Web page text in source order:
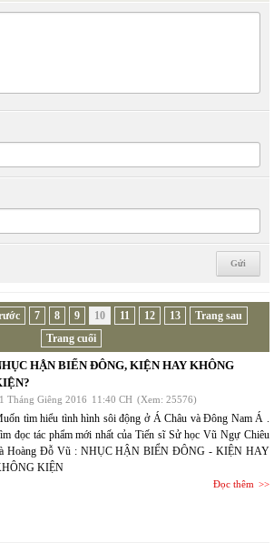
7 8 9 10 11 12 13
Trang sau
Trang cuối
HẬN BIỂN ĐÔNG, KIỆN HAY KHÔNG
Tháng Giêng 2016 11:40 CH (Xem: 25576)
tìm hiểu tình hình sôi động ở Á Châu và Đông Nam Á .
đọc tác phẩm mới nhất của Tiến sĩ Sử học Vũ Ngự Chiêu
Hoàng Đỗ Vũ : NHỤC HẬN BIỂN ĐÔNG - KIỆN HAY
KIỆN
Đọc thêm